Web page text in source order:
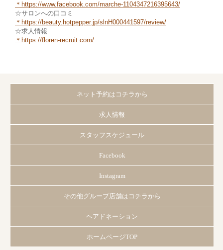
＊https://www.facebook.com/marche-1104347216395643/
☆サロンへの口コミ
＊https://beauty.hotpepper.jp/slnH000441597/review/
☆求人情報
＊https://floren-recruit.com/
ネット予約はコチラから
求人情報
スタッフスケジュール
Facebook
Instagram
その他グループ店舗はコチラから
ヘアドネーション
ホームページTOP